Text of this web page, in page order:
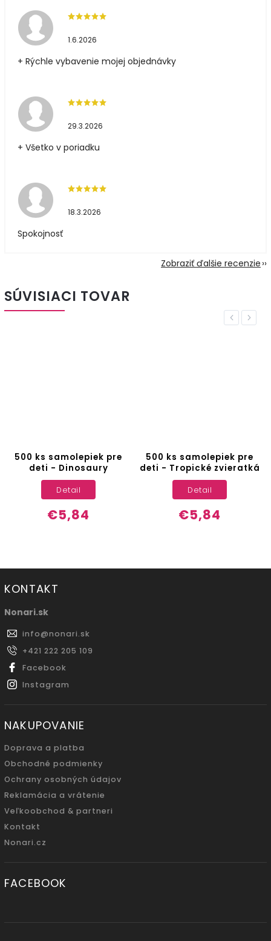
1.6.2026
+ Rýchle vybavenie mojej objednávky
29.3.2026
+ Všetko v poriadku
18.3.2026
Spokojnosť
Zobraziť ďalšie recenzie
SÚVISIACI TOVAR
Previous
500 ks samolepiek pre
deti - Dinosaury
€5,84
Detail
500 ks samolepiek pre
deti - Tropické zvieratká
€5,84
Detail
Next
KONTAKT
Nonari.sk
info@nonari.sk
+421 222 205 109
Facebook
Instagram
NAKUPOVANIE
Doprava a platba
Obchodné podmienky
Ochrany osobných údajov
Reklamácia a vrátenie
Veľkoobchod & partneri
Kontakt
Nonari.cz
FACEBOOK